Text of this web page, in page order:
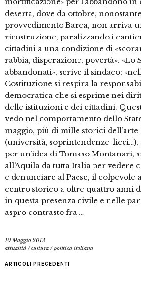
mortificazione» per l’abbandono in
deserta, dove da ottobre,
provvedimento Barca, non arriva
ricostruzione, paralizzando i
cittadini a una condizione di
rabbia, disperazione, povertà». «Lo
abbandonati», scrive il sindaco;
Costituzione si respira la
democratica che si esprime nei
delle istituzioni e dei cittadini.
vedo nel comportamento dello
maggio, più di mille storici dell’arte
(università, soprintendenze,
per un’idea di Tomaso Montanari,
all’Aquila da tutta Italia per vedere
e denunciare al Paese, il colpevole
centro storico a oltre quattro anni
in questa presenza civile e nelle
aspro contrasto fra …
10 Maggio 2013
attualità /cultura /politica italiana
ARTICOLI PRECEDENTI